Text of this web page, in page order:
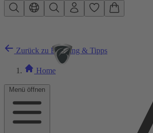
Zum Hauptinhalt springen
Menü öffnen
Zurück zu Beratung & Tipps
Home